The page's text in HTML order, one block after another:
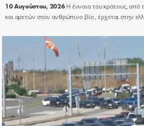
10 Αυγούστου, 2026 Η έννοια του κράτους, από
και αρετών στον ανθρώπινο βίο , έρχεται στην